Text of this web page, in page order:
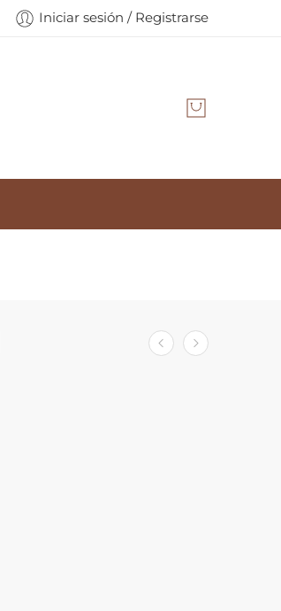
Iniciar sesión / Registrarse